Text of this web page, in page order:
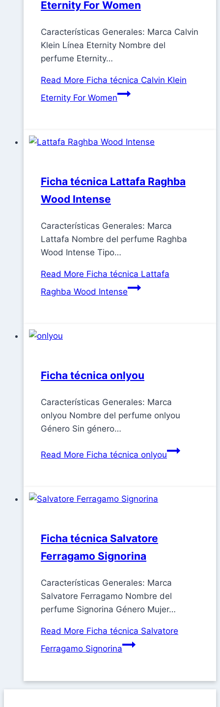
Eternity For Women
Características Generales: Marca Calvin
Klein Línea Eternity Nombre del
perfume Eternity…
Read More Ficha técnica Calvin Klein
Eternity For Women
Ficha técnica Lattafa Raghba
Wood Intense
Características Generales: Marca
Lattafa Nombre del perfume Raghba
Wood Intense Tipo…
Read More Ficha técnica Lattafa
Raghba Wood Intense
Ficha técnica onlyou
Características Generales: Marca
onlyou Nombre del perfume onlyou
Género Sin género…
Read More Ficha técnica onlyou
Ficha técnica Salvatore
Ferragamo Signorina
Características Generales: Marca
Salvatore Ferragamo Nombre del
perfume Signorina Género Mujer…
Read More Ficha técnica Salvatore
Ferragamo Signorina